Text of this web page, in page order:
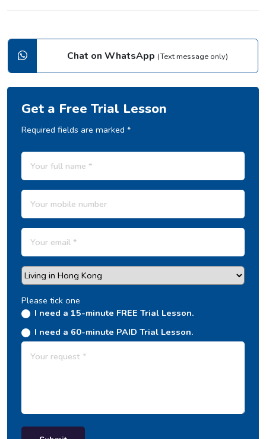
Chat on WhatsApp (Text message only)
Get a Free Trial Lesson
Required fields are marked *
Please tick one
I need a 15-minute FREE Trial Lesson.
I need a 60-minute PAID Trial Lesson.